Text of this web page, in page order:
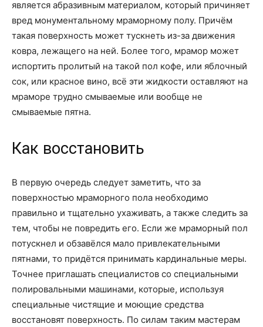
является абразивным материалом, который причиняет
вред монументальному мраморному полу. Причём
такая поверхность может тускнеть из-за движения
ковра, лежащего на ней. Более того, мрамор может
испортить пролитый на такой пол кофе, или яблочный
сок, или красное вино, всё эти жидкости оставляют на
мраморе трудно смываемые или вообще не
смываемые пятна.
Как восстановить
В первую очередь следует заметить, что за
поверхностью мраморного пола необходимо
правильно и тщательно ухаживать, а также следить за
тем, чтобы не повредить его. Если же мраморный пол
потускнел и обзавёлся мало привлекательными
пятнами, то придётся принимать кардинальные меры.
Точнее приглашать специалистов со специальными
полировальными машинами, которые, используя
специальные чистящие и моющие средства
восстановят поверхность. По силам таким мастерам